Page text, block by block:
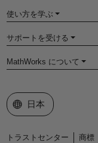
使い方を学ぶ
サポートを受ける
MathWorks について
Web サイトの選択
日本
トラストセンター 商標